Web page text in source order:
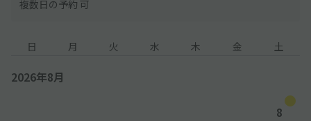
複数日の予約 可
日 月 火 水 木 金 土
2026年8月
8